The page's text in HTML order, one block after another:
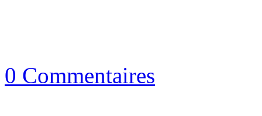
0 Commentaires